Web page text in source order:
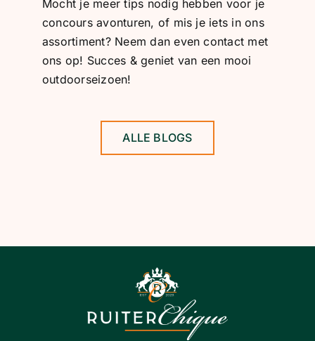
Mocht je meer tips nodig hebben voor je
concours avonturen, of mis je iets in ons
assortiment? Neem dan even contact met
ons op! Succes & geniet van een mooi
outdoorseizoen!
ALLE BLOGS